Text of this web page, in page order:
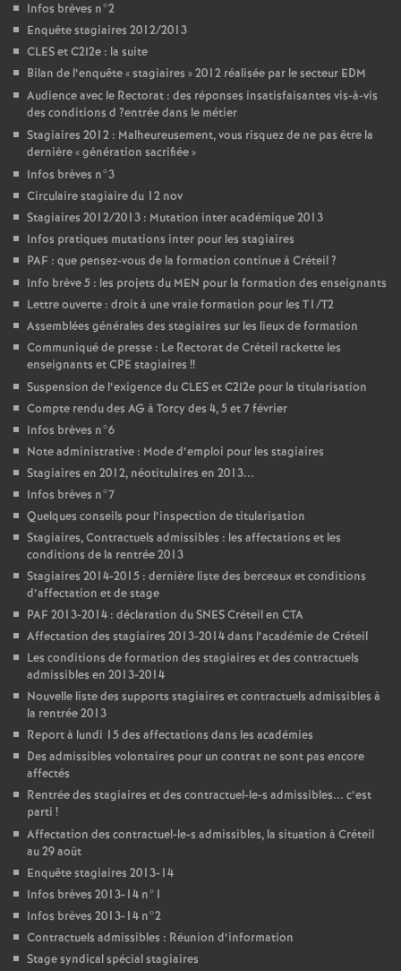
Infos brèves n°2
Enquête stagiaires 2012/2013
CLESet C2I2e : la suite
Bilan de l’enquête «stagiaires » 2012 réalisée par le secteur EDM
Audience avec le Rectorat : des réponses insatisfaisantes vis-à-vis
des conditions d ?entrée dans le métier
Stagiaires 2012 : Malheureusement, vous risquez de ne pas être la
dernière «génération sacrifiée»
Infos brèves n°3
Circulaire stagiaire du 12 nov
Stagiaires 2012/2013 : Mutation inter académique 2013
Infos pratiques mutations inter pour les stagiaires
PAF : que pensez-vous de la formation continue à Créteil?
Info brève 5 : les projets du MEN pour la formation des enseignants
Lettre ouverte : droit à une vraie formation pour les T1/T2
Assemblées générales des stagiaires sur les lieux de formation
Communiqué de presse : Le Rectorat de Créteil rackette les
enseignants etCPE stagiaires !!
Suspension de l’exigence duCLESet C2I2e pour la titularisation
Compte rendu des AG à Torcy des 4, 5 et 7 février
Infos brèves n°6
Note administrative : Mode d’emploi pour les stagiaires
Stagiaires en 2012, néotitulaires en 2013...
Infos brèves n°7
Quelques conseils pour l’inspection de titularisation
Stagiaires, Contractuels admissibles : les affectations et les
conditions de la rentrée 2013
Stagiaires 2014-2015 : dernière liste des berceaux et conditions
d’affectation et de stage
PAF2013-2014 : déclaration duSNESCréteil en CTA
Affectation des stagiaires 2013-2014 dans l’académie de Créteil
Les conditions de formation des stagiaires et des contractuels
admissibles en 2013-2014
Nouvelle liste des supports stagiaires et contractuels admissibles à
la rentrée 2013
Report à lundi 15 des affectations dans les académies
Des admissibles volontaires pour un contrat ne sont pas encore
affectés
Rentrée des stagiaires et des contractuel-le-s admissibles... c’est
parti !
Affectation des contractuel-le-s admissibles, la situation à Créteil
au 29 août
Enquête stagiaires 2013-14
Infos brèves 2013-14 n°1
Infos brèves 2013-14 n°2
Contractuels admissibles : Réunion d’information
Stage syndical spécial stagiaires